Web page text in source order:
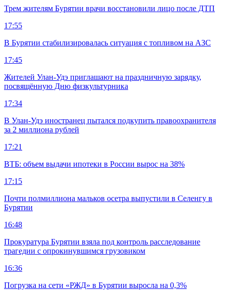
Трем жителям Бурятии врачи восстановили лицо после ДТП
17:55
В Бурятии стабилизировалась ситуация с топливом на АЗС
17:45
Жителей Улан-Удэ приглашают на праздничную зарядку,
посвящённую Дню физкультурника
17:34
В Улан-Удэ иностранец пытался подкупить правоохранителя
за 2 миллиона рублей
17:21
ВТБ: объем выдачи ипотеки в России вырос на 38%
17:15
Почти полмиллиона мальков осетра выпустили в Селенгу в
Бурятии
16:48
Прокуратура Бурятии взяла под контроль расследование
трагедии с опрокинувшимся грузовиком
16:36
Погрузка на сети «РЖД» в Бурятии выросла на 0,3%